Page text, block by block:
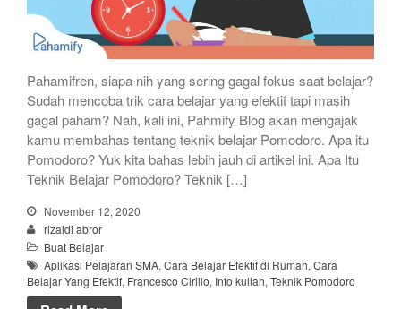
Pahamifren, siapa nih yang sering gagal fokus saat belajar?
Sudah mencoba trik cara belajar yang efektif tapi masih
gagal paham? Nah, kali ini, Pahmify Blog akan mengajak
kamu membahas tentang teknik belajar Pomodoro. Apa itu
Pomodoro? Yuk kita bahas lebih jauh di artikel ini. Apa Itu
Teknik Belajar Pomodoro? Teknik […]
November 12, 2020
rizaldi abror
Buat Belajar
Aplikasi Pelajaran SMA, Cara Belajar Efektif di Rumah, Cara
Belajar Yang Efektif, Francesco Cirillo, Info kuliah, Teknik Pomodoro